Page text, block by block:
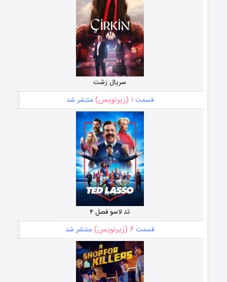
سریال زشت
قسمت ۱ (زیرنویس) منتشر شد
تد لاسو فصل ۴
قسمت ۶ (زیرنویس) منتشر شد